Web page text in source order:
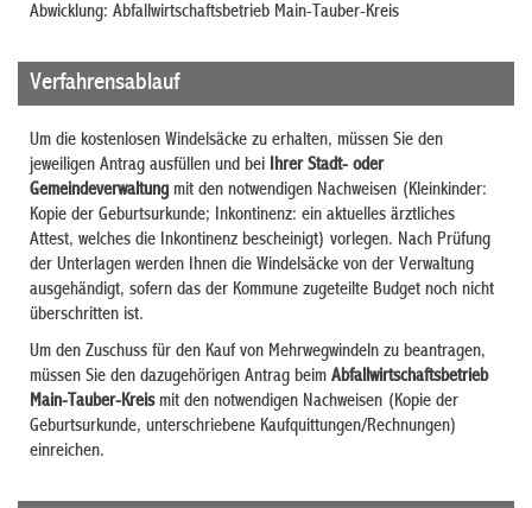
Abwicklung: Abfallwirtschaftsbetrieb Main-Tauber-Kreis
Verfahrensablauf
Um die kostenlosen Windelsäcke zu erhalten, müssen Sie den
jeweiligen Antrag ausfüllen und bei Ihrer Stadt- oder
Gemeindeverwaltung mit den notwendigen Nachweisen (Kleinkinder:
Kopie der Geburtsurkunde; Inkontinenz: ein aktuelles ärztliches
Attest, welches die Inkontinenz bescheinigt) vorlegen. Nach Prüfung
der Unterlagen werden Ihnen die Windelsäcke von der Verwaltung
ausgehändigt, sofern das der Kommune zugeteilte Budget noch nicht
überschritten ist.
Um den Zuschuss für den Kauf von Mehrwegwindeln zu beantragen,
müssen Sie den dazugehörigen Antrag beim Abfallwirtschaftsbetrieb
Main-Tauber-Kreismit den notwendigen Nachweisen (Kopie der
Geburtsurkunde, unterschriebene Kaufquittungen/Rechnungen)
einreichen.